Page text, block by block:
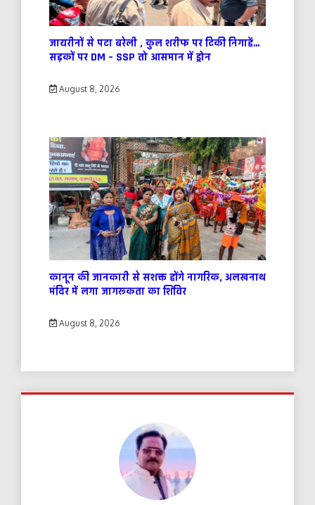
जायरीनों से पटा बरेली , कुल शरीफ पर टिकी निगाहें…
सड़कों पर DM – SSP तो आसमान में ड्रोन
August 8, 2026
कानून की जानकारी से सशक्त होंगे नागरिक, अलखनाथ
मंदिर में लगा जागरूकता का शिविर
August 8, 2026